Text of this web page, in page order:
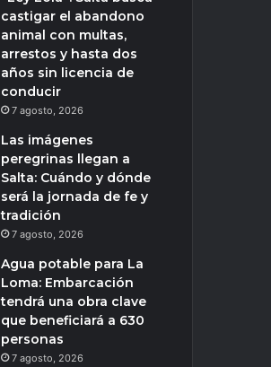
castigar el abandono
animal con multas,
arrestos y hasta dos
años sin licencia de
conducir
7 agosto, 2026
Las imágenes
peregrinas llegan a
Salta: Cuándo y dónde
será la jornada de fe y
tradición
7 agosto, 2026
Agua potable para La
Loma: Embarcación
tendrá una obra clave
que beneficiará a 630
personas
7 agosto, 2026